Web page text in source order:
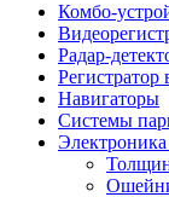
Комбо-
Радар-
Регистратор
Навигаторы
Системы